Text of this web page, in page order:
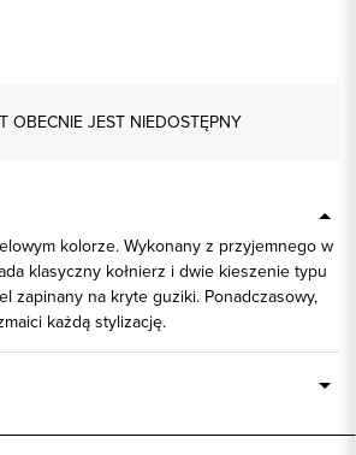
OBECNIE JEST NIEDOSTĘPNY
kolorze. Wykonany z przyjemnego w
klasyczny kołnierz i dwie kieszenie typu
zapinany na kryte guziki. Ponadczasowy,
każdą stylizację.